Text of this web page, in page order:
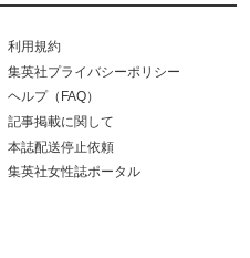
利用規約
集英社プライバシーポリシー
ヘルプ（FAQ）
記事掲載に関して
本誌配送停止依頼
集英社女性誌ポータル